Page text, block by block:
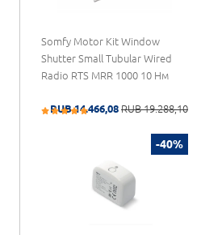
Somfy Motor Kit Window
Shutter Small Tubular Wired
Radio RTS MRR 1000 10 Нм
RUB 14.466,08 RUB 19.288,10
-40%